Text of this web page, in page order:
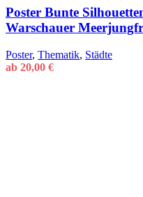
Poster Bunte
Warschauer
Poster, Thematik, Städte
ab 20,00 €